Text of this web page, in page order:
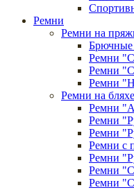
Ремни
Ремни на
Брючные
Ремни
Ремни
Ремни
Ремни на бляхе
Ремни
Ремни
Ремни
Ремни с
Ремни
Ремни
Ремни